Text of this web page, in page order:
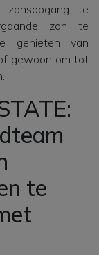
zonsopgang te
zon te
genieten van
gewoon om tot
te